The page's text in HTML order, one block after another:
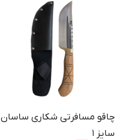
چاقو مسافرتی شکاری ساسان
سایز 1